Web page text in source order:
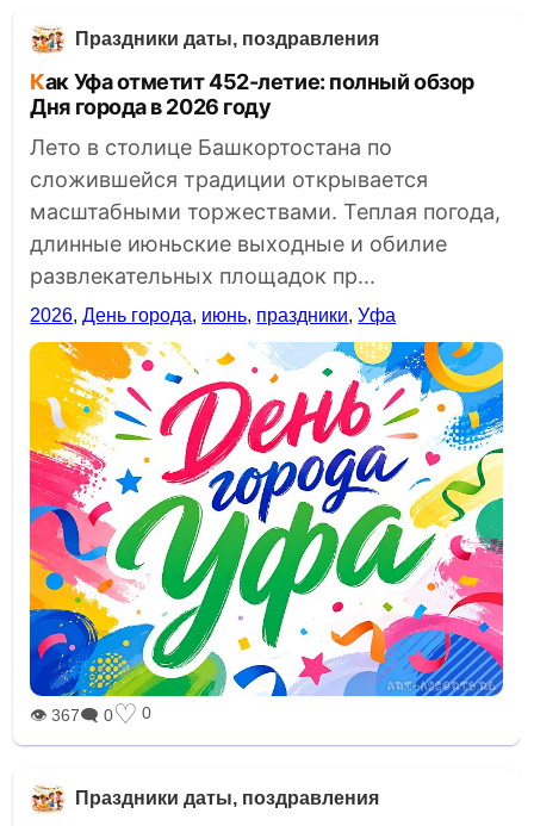
Праздники даты, поздравления
Как Уфа отметит 452-летие: полный обзор
Дня города в 2026 году
Лето в столице Башкортостана по
сложившейся традиции открывается
масштабными торжествами. Теплая погода,
длинные июньские выходные и обилие
развлекательных площадок пр...
2026,День города, июнь, праздники,Уфа
👁 367🗨 0♡ 0
Праздники даты, поздравления